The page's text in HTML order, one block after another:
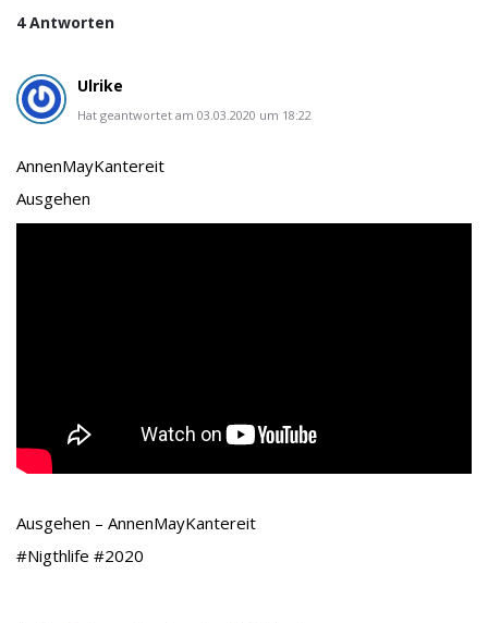
4 Antworten
Ulrike
Hat geantwortet am 03.03.2020 um 18:22
AnnenMayKantereit
Ausgehen
Ausgehen – AnnenMayKantereit
#Nigthlife #2020